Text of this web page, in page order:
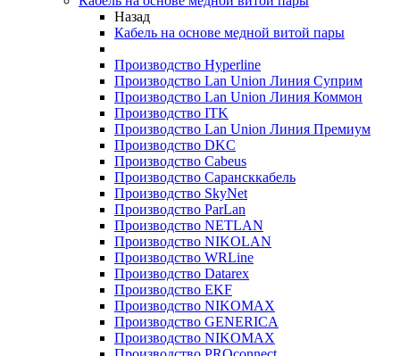
Назад
Кабель на основе медной витой пары
Производство Hyperline
Производство Lan Union Линия Суприм
Производство Lan Union Линия Коммон
Производство ITK
Производство Lan Union Линия Премиум
Производство DKC
Производство Cabeus
Производство Сарансккабель
Производство SkyNet
Производство ParLan
Производство NETLAN
Производство NIKOLAN
Производство WRLine
Производство Datarex
Производство EKF
Производство NIKOMAX
Производство GENERICA
Производство NIKOMAX